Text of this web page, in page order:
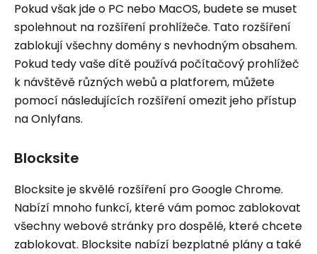
Pokud však jde o PC nebo MacOS, budete se muset
spolehnout na rozšíření prohlížeče. Tato rozšíření
zablokují všechny domény s nevhodným obsahem.
Pokud tedy vaše dítě používá počítačový prohlížeč
k návštěvě různých webů a platforem, můžete
pomocí následujících rozšíření omezit jeho přístup
na Onlyfans.
Blocksite
Blocksite je skvělé rozšíření pro Google Chrome.
Nabízí mnoho funkcí, které vám pomoc zablokovat
všechny webové stránky pro dospělé, které chcete
zablokovat. Blocksite nabízí bezplatné plány a také